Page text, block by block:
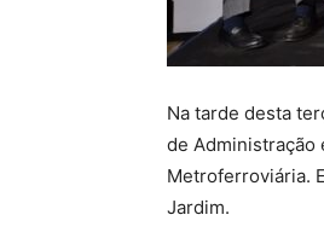
Na tarde desta
de Administração
Metroferroviária.
Jardim.